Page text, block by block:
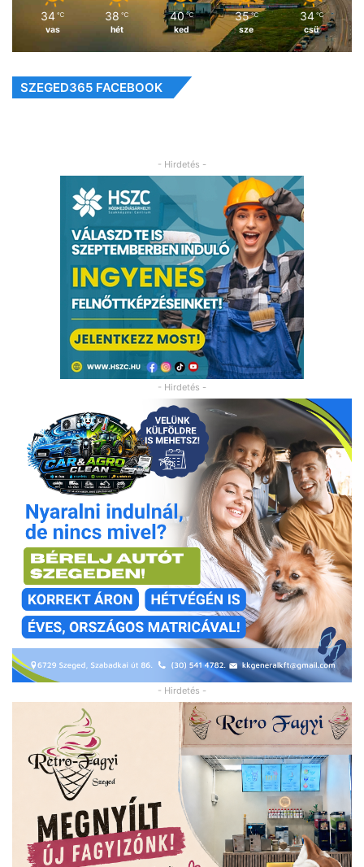
34 ℃
vas
38 ℃
hét
40 ℃
ked
35 ℃
sze
34 ℃
csü
SZEGED365 FACEBOOK
- Hirdetés -
- Hirdetés -
- Hirdetés -